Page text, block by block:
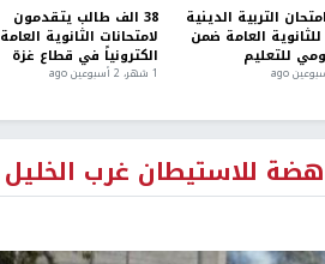
التربية الدينية
للثانوية العامة ضمن
للتعليم
38 الف طالب يتقدمون
لامتحانات الثانوية العامة
الكترونياً في قطاع غزة
1 شهر، 2 أسبوعين ago
للاستيطان غرب الخليل